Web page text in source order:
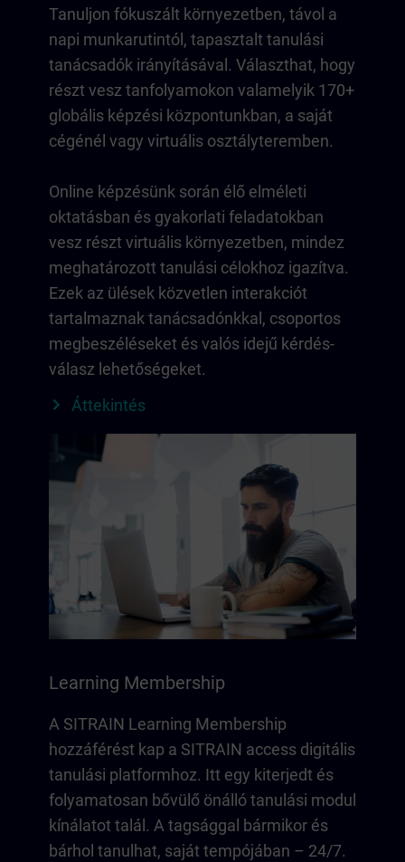
Tanuljon fókuszált környezetben, távol a
napi munkarutintól, tapasztalt tanulási
tanácsadók irányításával. Választhat, hogy
részt vesz tanfolyamokon valamelyik 170+
globális képzési központunkban, a saját
cégénél vagy virtuális osztályteremben.
Online képzésünk során élő elméleti
oktatásban és gyakorlati feladatokban
vesz részt virtuális környezetben, mindez
meghatározott tanulási célokhoz igazítva.
Ezek az ülések közvetlen interakciót
tartalmaznak tanácsadónkkal, csoportos
megbeszéléseket és valós idejű kérdés-
válasz lehetőségeket.
Áttekintés
Learning Membership
A SITRAIN Learning Membership
hozzáférést kap a SITRAIN access digitális
tanulási platformhoz. Itt egy kiterjedt és
folyamatosan bővülő önálló tanulási modul
kínálatot talál. A tagsággal bármikor és
bárhol tanulhat, saját tempójában – 24/7.